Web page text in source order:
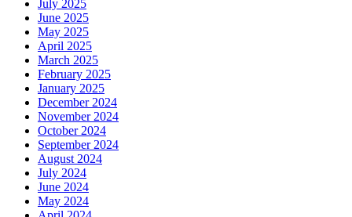
July 2025
June 2025
May 2025
April 2025
March 2025
February 2025
January 2025
December 2024
November 2024
October 2024
September 2024
August 2024
July 2024
June 2024
May 2024